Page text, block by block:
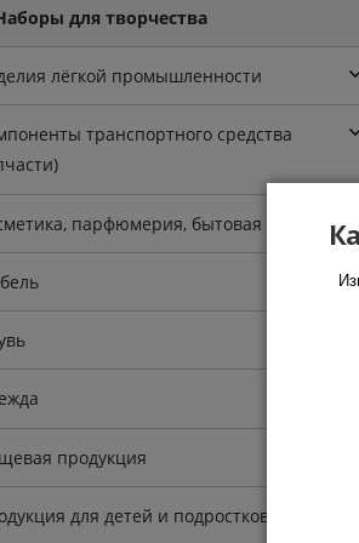
для творчества
лёгкой промышленности
транспортного средства
парфюмерия, бытовая химия
продукция
для детей и подростков